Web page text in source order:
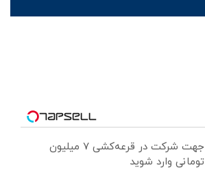
جهت شرکت در قرعه‌کشی ۷ میلیون
تومانی وارد شوید